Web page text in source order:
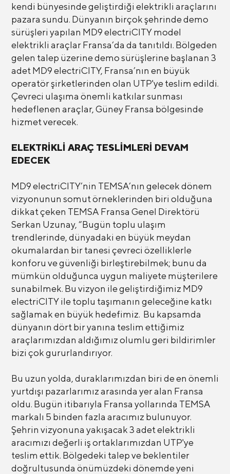
kendi bünyesinde geliştirdiği elektrikli araçlarını
pazara sundu. Dünyanın birçok şehrinde demo
sürüşleri yapılan MD9 electriCITY model
elektrikli araçlar Fransa’da da tanıtıldı. Bölgeden
gelen talep üzerine demo sürüşlerine başlanan 3
adet MD9 electriCITY, Fransa’nın en büyük
operatör şirketlerinden olan UTP'ye teslim edildi.
Çevreci ulaşıma önemli katkılar sunması
hedeflenen araçlar, Güney Fransa bölgesinde
hizmet verecek.
ELEKTRİKLİ ARAÇ TESLİMLERİ DEVAM
EDECEK
MD9 electriCITY’nin TEMSA’nın gelecek dönem
vizyonunun somut örneklerinden biri olduğuna
dikkat çeken TEMSA Fransa Genel Direktörü
Serkan Uzunay, “Bugün toplu ulaşım
trendlerinde, dünyadaki en büyük meydan
okumalardan bir tanesi çevreci özelliklerle
konforu ve güvenliği birleştirebilmek; bunu da
mümkün olduğunca uygun maliyete müşterilere
sunabilmek. Bu vizyon ile geliştirdiğimiz MD9
electriCITY ile toplu taşımanın geleceğine katkı
sağlamak en büyük hedefimiz. Bu kapsamda
dünyanın dört bir yanına teslim ettiğimiz
araçlarımızdan aldığımız olumlu geri bildirimler
bizi çok gururlandırıyor.
Bu uzun yolda, duraklarımızdan biri de en önemli
yurtdışı pazarlarımız arasında yer alan Fransa
oldu. Bugün itibarıyla Fransa yollarında TEMSA
markalı 5 binden fazla aracımız bulunuyor.
Şehrin vizyonuna yakışacak 3 adet elektrikli
aracımızı değerli iş ortaklarımızdan UTP'ye
teslim ettik. Bölgedeki talep ve beklentiler
doğrultusunda önümüzdeki dönemde yeni